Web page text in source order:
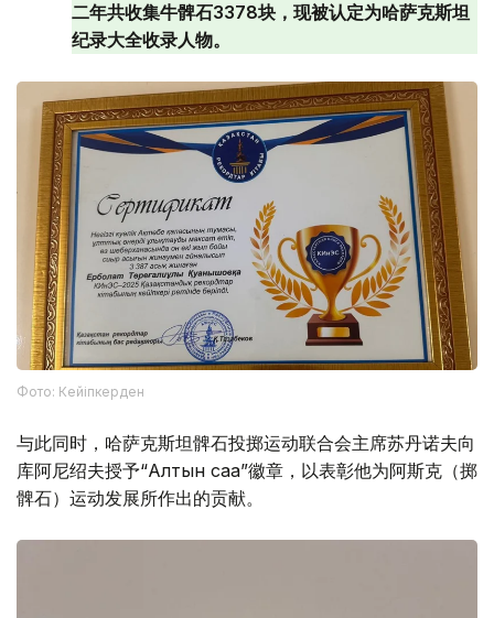
二年共收集牛髀石3378块，现被认定为哈萨克斯坦
纪录大全收录人物。
Фото: Кейіпкерден
与此同时，哈萨克斯坦髀石投掷运动联合会主席苏丹诺夫向
库阿尼绍夫授予“Алтын сақа”徽章，以表彰他为阿斯克（掷
髀石）运动发展所作出的贡献。